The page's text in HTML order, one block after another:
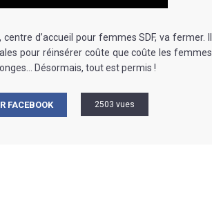
d’accueil pour femmes SDF, va fermer. Il
pour réinsérer coûte que coûte les femmes
Désormais, tout est permis !
FACEBOOK 2503 vues